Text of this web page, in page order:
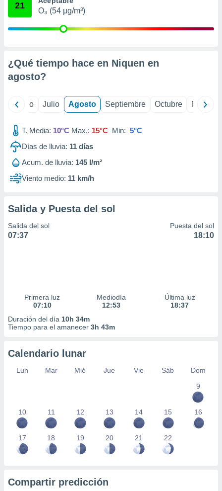
publicidad
1199
21
O₃ (54 µg/m³)
¿Qué tiempo hace en Niquen en
agosto?
Junio Julio Agosto Septiembre Octubre
T. Media: 10°C Max.: 15°C Min: 5°C
Días de lluvia: 11 días
Acum. de lluvia: 145 l/m²
Viento medio: 11 km/h
Salida y Puesta del sol
Salida del sol
07:37
Puesta del sol
18:10
Primera luz
07:10
Mediodía
12:53
Última luz
18:37
Duración del día 10h 34m
Tiempo para el amanecer 3h 43m
Calendario lunar
Lun Mar Mié Jue Vie Sáb
Dom
9
10 11 12 13 14 15 16
17 18 19 20 21 22
Compartir predicción